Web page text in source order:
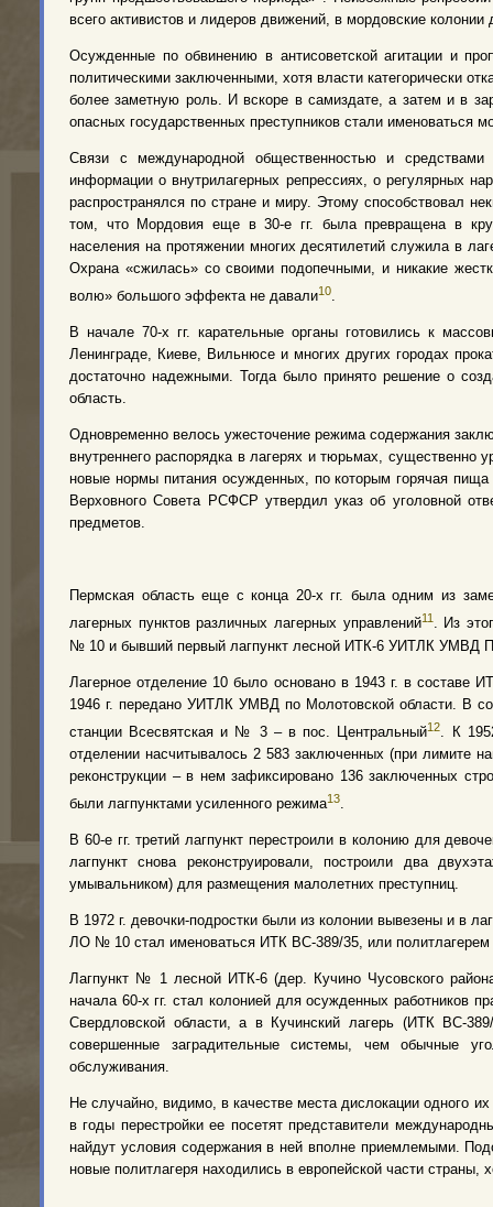
всего активистов и лидеров движений, в мордовские
Осужденные по обвинению в антисоветской агитации и
политическими заключенными, хотя власти категорически
более заметную роль. И вскоре в самиздате, а затем и в
опасных государственных преступников стали именоваться
Связи с международной общественностью и
информации о внутрилагерных репрессиях, о регулярных
распространялся по стране и миру. Этому способствовал
том, что Мордовия еще в 30-е гг. была превращена в
населения на протяжении многих десятилетий служила в
Охрана «сжилась» со своими подопечными, и никакие
волю» большого эффекта не давали10.
В начале 70-х гг. карательные органы готовились к
Ленинграде, Киеве, Вильнюсе и многих других городах
достаточно надежными. Тогда было принято решение о
область.
Одновременно велось ужесточение pежима содержания
внутреннего распорядка в лагерях и тюрьмах,
новые нормы питания осужденных, по которым горячая
Верховного Совета РСФСР утвердил указ об уголовной
предметов.
Пермская область еще с конца 20-х гг. была одним из
лагерных пунктов различных лагерных управлений11 . Из
№ 10 и бывший первый лагпункт лесной ИТК-6 УИТЛК УМВД
Лагерное отделение 10 было основано в 1943 г. в составе
1946 г. передано УИТЛК УМВД по Молотовской области. В
станции Всесвятская и № 3 – в пос. Центральный12
. К
отделении насчитывалось 2 583 заключенных (при лимите
реконструкции – в нем зафиксировано 136 заключенных
были лагпунктами усиленного режима13.
В 60-е гг. третий лагпункт перестроили в колонию для
лагпункт снова реконструировали, построили два
умывальником) для размещения малолетних преступниц.
В 1972 г. девочки-подростки были из колонии вывезены и в
ЛО № 10 стал именоваться ИТК ВС-389/35, или
Лагпункт № 1 лесной ИТК-6 (дер. Кучино Чусовского
начала 60-х гг. стал колонией для осужденных работников
Свердловской области, а в Кучинский лагерь (ИТК ВС-
совершенные заградительные системы, чем обычные
обслуживания.
Не случайно, видимо, в качестве места дислокации одного
в годы перестройки ее посетят представители
найдут условия содержания в ней вполне приемлемыми.
новые политлагеря находились в европейской части страны,